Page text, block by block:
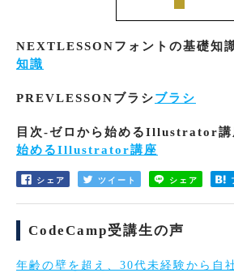
NEXTLESSONフォントの基礎知
知識
PREVLESSONブラシブラシ
目次-ゼロから始めるIllustrator講
始めるIllustrator講座
シェア ツイート シェア
CodeCamp受講生の声
年齢の壁を超え、30代未経験から自